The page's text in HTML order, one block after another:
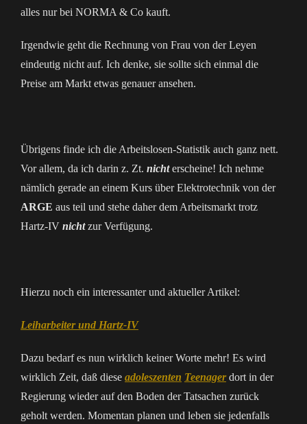
alles nur bei NORMA & Co kauft.
Irgendwie geht die Rechnung von Frau von der Leyen
eindeutig nicht auf. Ich denke, sie sollte sich einmal die
Preise am Markt etwas genauer ansehen.
Übrigens finde ich die Arbeitslosen-Statistik auch ganz nett.
Vor allem, da ich darin z. Zt. nichterscheine! Ich nehme
nämlich gerade an einem Kurs über Elektrotechnik von der
ARGE aus teil und stehe daher dem Arbeitsmarkt trotz
Hartz-IV nichtzur Verfügung.
Hierzu noch ein interessanter und aktueller Artikel:
Leiharbeiter und Hartz-IV
Dazu bedarf es nun wirklich keiner Worte mehr! Es wird
wirklich Zeit, daß diese adoleszenten Teenagerdort in der
Regierung wieder auf den Boden der Tatsachen zurück
geholt werden. Momentan planen und leben sie jedenfalls